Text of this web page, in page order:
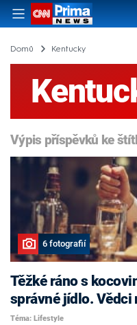
Domů Kentucky
Výpis příspěvků ke
6 fotografií
Těžké ráno s
správné jídlo. Vědci
Téma: Lifestyle